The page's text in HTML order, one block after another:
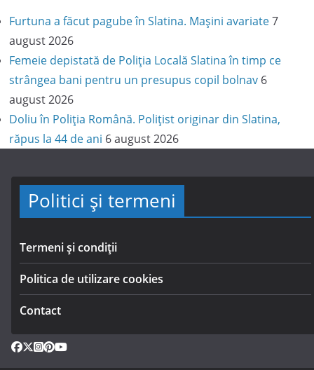
Furtuna a făcut pagube în Slatina. Mașini avariate 7
august 2026
Femeie depistată de Poliția Locală Slatina în timp ce
strângea bani pentru un presupus copil bolnav 6
august 2026
Doliu în Poliția Română. Polițist originar din Slatina,
răpus la 44 de ani 6 august 2026
Politici și termeni
Termeni și condiții
Politica de utilizare cookies
Contact